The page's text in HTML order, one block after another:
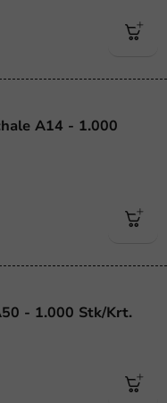
A14 - 1.000
- 1.000 Stk/Krt.